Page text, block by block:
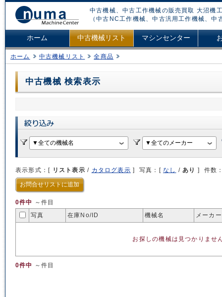
中古機械、中古工作機械の販売買取 大沼機
（中古NC工作機械、中古汎用工作機械、
ホーム 中古機械リスト マシンセンター
ホーム 中古機械リスト 全商品
中古機械 検索表示
表示形式：[ リスト表示 / カタログ表示 ] 写真：[ なし / あり ] 件数
お問合せリストに追加
0件中
～件目
写真
在庫No/ID 機械名 メーカ
0件中 ～件目
お探しの機械は見つかりませ